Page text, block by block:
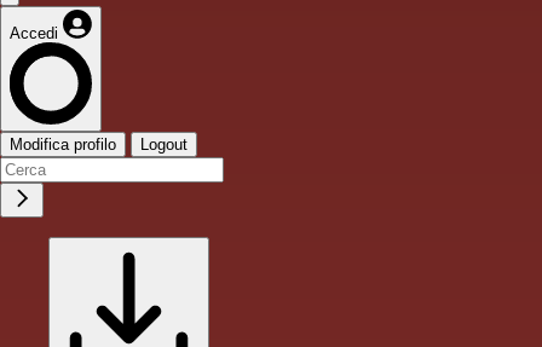
Accedi
Modifica profilo Logout